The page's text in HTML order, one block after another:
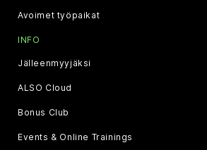
Avoimet työpaikat
INFO
Jälleenmyyjäksi
ALSO Cloud
Bonus Club
Events & Online Trainings